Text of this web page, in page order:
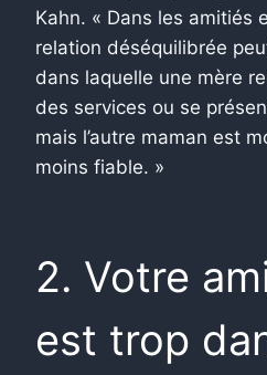
Kahn. « Dans les amitiés
relation déséquilibrée
dans laquelle une mère
des services ou se
mais l’autre maman est
moins fiable. »
2. Votre
est trop